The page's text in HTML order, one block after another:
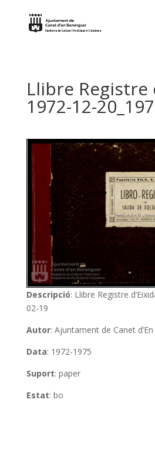
Llibre Registre
1972-12-
Descripció: Llibre Registre
02-19
Autor: Ajuntament de Canet
Data: 1972-1975
Suport: paper
Estat: bo